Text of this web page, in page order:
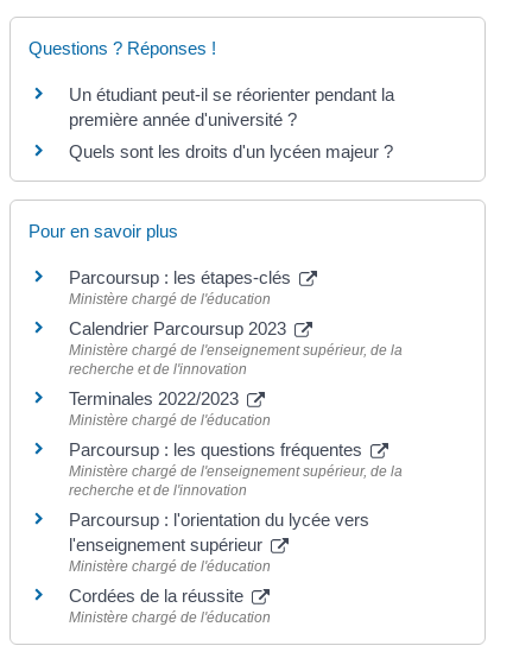
Questions ? Réponses !
Un étudiant peut-il se réorienter pendant la
première année d'université ?
Quels sont les droits d'un lycéen majeur ?
Pour en savoir plus
Parcoursup : les étapes-clés
Ministère chargé de l'éducation
Calendrier Parcoursup 2023
Ministère chargé de l'enseignement supérieur, de la
recherche et de l'innovation
Terminales 2022/2023
Ministère chargé de l'éducation
Parcoursup : les questions fréquentes
Ministère chargé de l'enseignement supérieur, de la
recherche et de l'innovation
Parcoursup : l'orientation du lycée vers
l'enseignement supérieur
Ministère chargé de l'éducation
Cordées de la réussite
Ministère chargé de l'éducation